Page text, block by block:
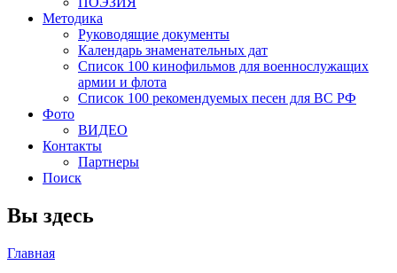
Методика
Руководящие документы
Календарь знаменательных дат
Список 100 кинофильмов для военнослужащих
армии и флота
Список 100 рекомендуемых песен для ВС РФ
Фото
ВИДЕО
Контакты
Партнеры
Поиск
Вы здесь
Главная